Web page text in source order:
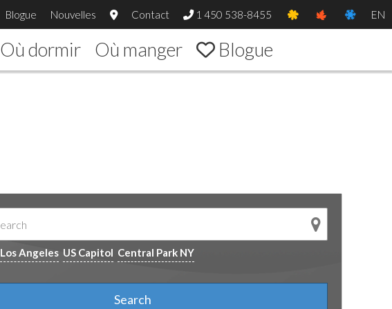
Blogue Nouvelles Contact 1 450 538-8455 EN
Où dormir Où manger Blogue
Los Angeles US Capitol Central Park NY